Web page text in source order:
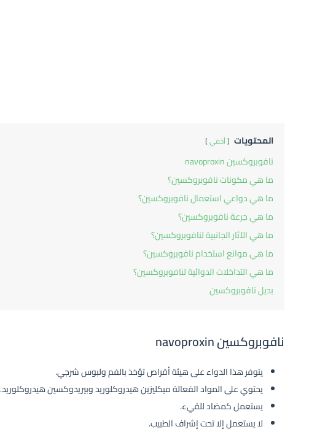
المحتويات أخفي
نافوبروكسين navoproxin
ما هي مكونات نافوبروكسين؟
ما هي دواعي استعمال نافوبروكسين؟
ما هي جرعة نافوبروكسين؟
ما هي الآثار الجانبية لنافوبروكسين؟
ما هي موانع استخدام نافوبروكسين؟
ما هي التداخلات الدوائية لنافوبروكسين؟
بديل نافوبروكسين
نافوبروكسين navoproxin
يتوفر هذا الدواء على هيئة أقراص تؤخذ بالفم ولبوس شرجي.
يحتوي على المواد الفعالة ميكليزين هيدروكلوريد وبيريدوكسين هيدروكلوريد.
يستعمل كمضاد للقيء.
لا يستعمل إلا تحت إشراف الطبيب.